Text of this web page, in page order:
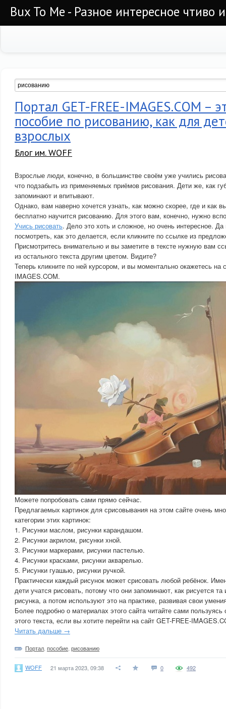
Bux To Me - Разное интересное чтиво
Портал GET-FREE-IMAGES.COM –
пособие по рисованию, как для
взрослых
Блог им. WOFF
Взрослые люди, конечно, в большинстве своём уже учились
что подзабыть из применяемых приёмов рисования. Дети же, как
запоминают и впитывают.
Однако, вам наверно хочется узнать, как можно скорее, где и как
бесплатно научится рисованию. Для этого вам, конечно, нужно
Учись рисовать. Дело это хоть и сложное, но очень интересное.
посмотреть, как это делается, если кликните по ссылке из
Присмотритесь внимательно и вы заметите в тексте нужную вам
из остального текста другим цветом. Видите?
Теперь кликните по ней курсором, и вы моментально окажетесь на
IMAGES.COM.
Можете попробовать сами прямо сейчас.
Предлагаемых картинок для срисовывания на этом сайте очень
категории этих картинок:
1. Рисунки маслом, рисунки карандашом.
2. Рисунки акрилом, рисунки хной.
3. Рисунки маркерами, рисунки пастелью.
4. Рисунки красками, рисунки акварелью.
5. Рисунки гуашью, рисунки ручкой.
Практически каждый рисунок может срисовать любой ребёнок.
дети учатся рисовать, потому что они запоминают, как рисуется
рисунка, а потом используют это на практике, развивая свои
Более подробно о материалах этого сайта читайте сами пользуясь
этого текста, если вы хотите перейти на сайт GET-FREE-
Читать дальше →
Портал пособие рисованию
WOFF 21 марта 2023, 09:38 0 492